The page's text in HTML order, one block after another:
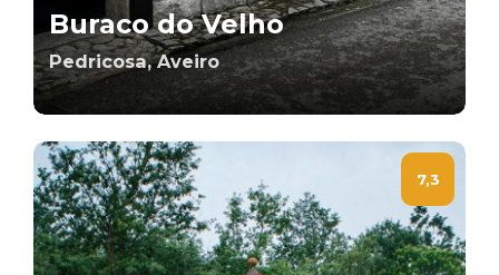
Buraco do Velho
Pedricosa, Aveiro
7,3